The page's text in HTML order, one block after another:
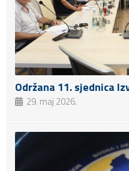
Održana 11. sjednica
29. maj 2026.